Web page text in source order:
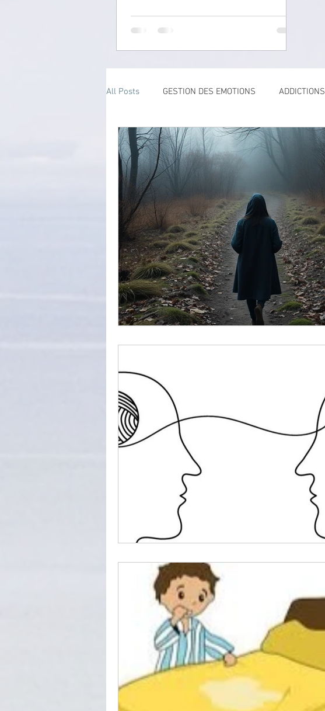
All Posts GESTION DES EMOTIONS ADDICTIONS
BLOCAGES ATELIERS